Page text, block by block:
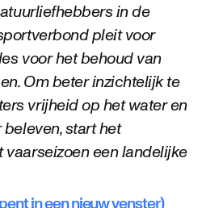
in de
pleit voor
voor het behoud van
Om beter inzichtelijk te
vrijheid op het water en
start het
een landelijke
in een nieuw venster)